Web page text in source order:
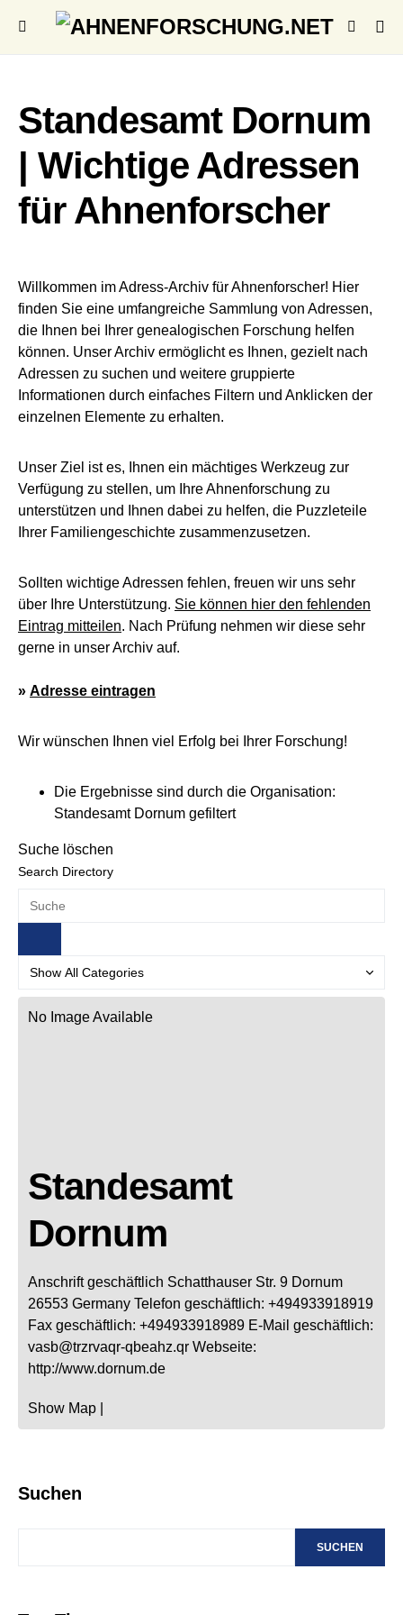
Standesamt Dornum
| Wichtige Adressen
für Ahnenforscher
Willkommen im Adress-Archiv für Ahnenforscher! Hier
finden Sie eine umfangreiche Sammlung von Adressen,
die Ihnen bei Ihrer genealogischen Forschung helfen
können. Unser Archiv ermöglicht es Ihnen, gezielt nach
Adressen zu suchen und weitere gruppierte
Informationen durch einfaches Filtern und Anklicken der
einzelnen Elemente zu erhalten.
Unser Ziel ist es, Ihnen ein mächtiges Werkzeug zur
Verfügung zu stellen, um Ihre Ahnenforschung zu
unterstützen und Ihnen dabei zu helfen, die Puzzleteile
Ihrer Familiengeschichte zusammenzusetzen.
Sollten wichtige Adressen fehlen, freuen wir uns sehr
über Ihre Unterstützung. Sie können hier den fehlenden
Eintrag mitteilen. Nach Prüfung nehmen wir diese sehr
gerne in unser Archiv auf.
» Adresse eintragen
Wir wünschen Ihnen viel Erfolg bei Ihrer Forschung!
Die Ergebnisse sind durch die Organisation:
Standesamt Dornum gefiltert
Suche löschen
Search Directory
No Image Available
Standesamt
Dornum
Anschrift geschäftlich Schatthauser Str. 9 Dornum
26553 Germany Telefon geschäftlich: +494933918919
Fax geschäftlich: +494933918989 E-Mail geschäftlich:
vasb@trzrvaqr-qbeahz.qr Webseite:
http://www.dornum.de
Show Map
Suchen
SUCHEN